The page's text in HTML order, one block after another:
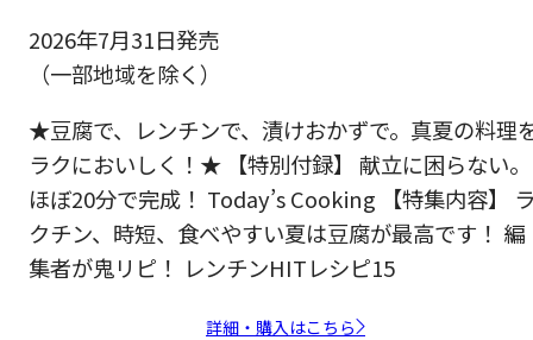
2026年7月31日発売
（一部地域を除く）
★豆腐で、レンチンで、漬けおかずで。真夏の料理
ラクにおいしく！★ 【特別付録】 献立に困らない。
ほぼ20分で完成！ Today’s Cooking 【特集内容】
クチン、時短、食べやすい夏は豆腐が最高です！ 編
集者が鬼リピ！ レンチンHITレシピ15
詳細・購入はこちら